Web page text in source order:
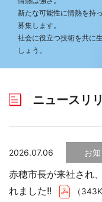
新たな可能性に情熱を持
募集します。
社会に役立つ技術を共に
しょう。
ニュースリ
2026.07.06 お
赤穂市長が来社され
れました!!
（